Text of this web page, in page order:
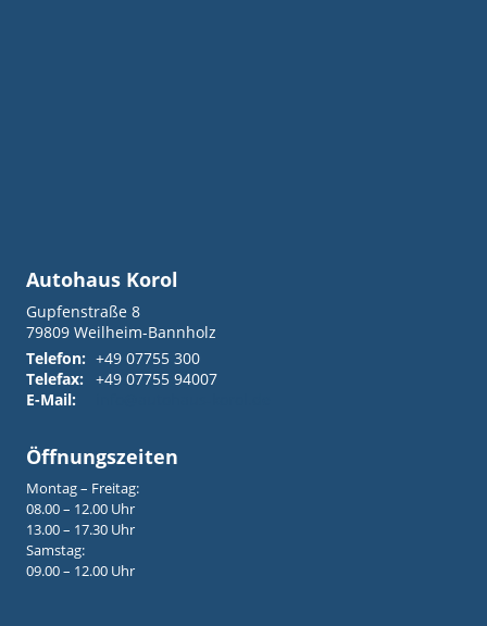
Autohaus Korol
Gupfenstraße 8
79809 Weilheim-Bannholz
Telefon: +49 07755 300
Telefax: +49 07755 94007
E-Mail:
Öffnungszeiten
Montag – Freitag:
08.00 – 12.00 Uhr
13.00 – 17.30 Uhr
Samstag:
09.00 – 12.00 Uhr